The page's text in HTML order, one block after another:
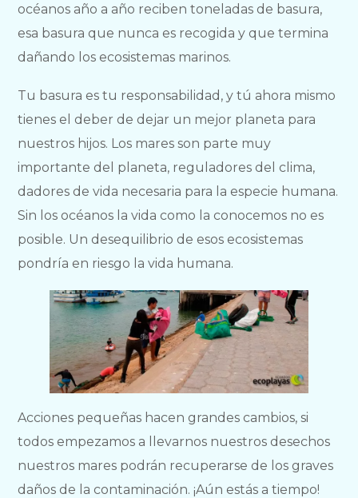
océanos año a año reciben toneladas de basura,
esa basura que nunca es recogida y que termina
dañando los ecosistemas marinos.
Tu basura es tu responsabilidad, y tú ahora mismo
tienes el deber de dejar un mejor planeta para
nuestros hijos. Los mares son parte muy
importante del planeta, reguladores del clima,
dadores de vida necesaria para la especie humana.
Sin los océanos la vida como la conocemos no es
posible. Un desequilibrio de esos ecosistemas
pondría en riesgo la vida humana.
Acciones pequeñas hacen grandes cambios, si
todos empezamos a llevarnos nuestros desechos
nuestros mares podrán recuperarse de los graves
daños de la contaminación. ¡Aún estás a tiempo!